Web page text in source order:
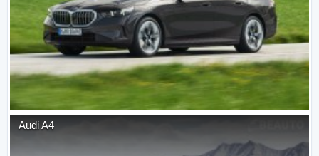
AudiA4